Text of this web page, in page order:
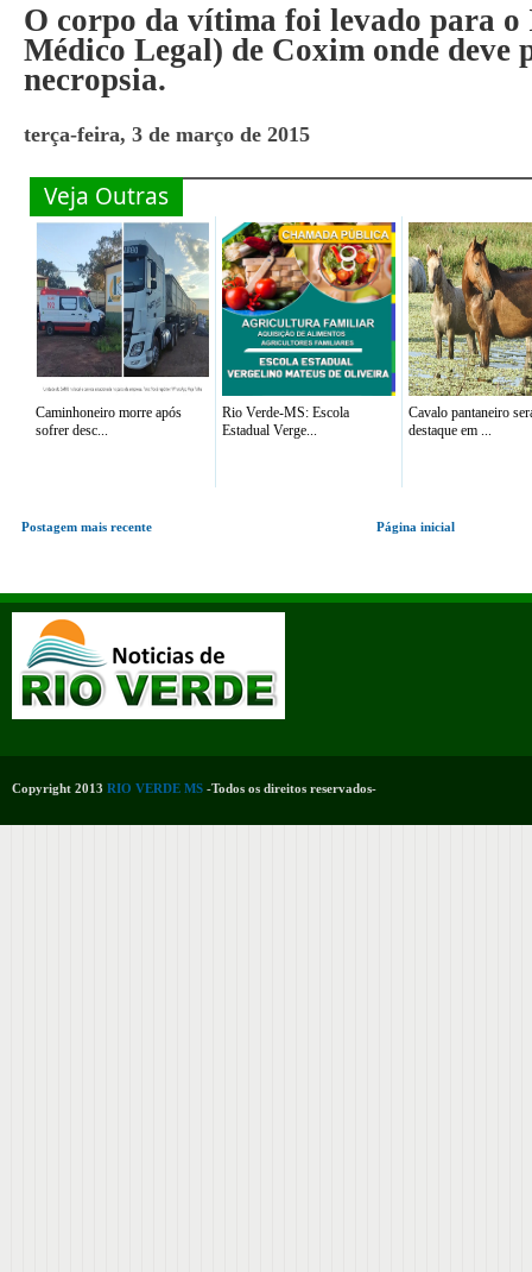
O corpo da vítima foi levado para
Médico Legal) de Coxim onde deve
necropsia.
terça-feira, 3 de março de 2015
Veja Outras
Caminhoneiro morre após
sofrer desc...
Rio Verde-MS: Escola
Estadual Verge...
Cavalo pantaneiro
destaque em ...
Postagem mais recente Página inicial
Copyright 2013 RIO VERDE MS -Todos os direitos reservados-